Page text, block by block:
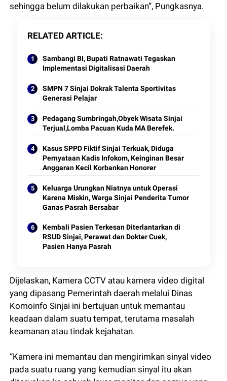
sehingga belum dilakukan perbaikan”, Pungkasnya.
RELATED ARTICLE
Sambangi BI, Bupati Ratnawati Tegaskan
Implementasi Digitalisasi Daerah
SMPN 7 Sinjai Dokrak Talenta Sportivitas
Generasi Pelajar
Pedagang Sumbringah,Obyek Wisata Sinjai
Terjual,Lomba Pacuan Kuda MA Berefek.
Kasus SPPD Fiktif Sinjai Terkuak, Diduga
Pernyataan Kadis Infokom, Keinginan Besar
Anggaran Kecil Korbankan Honorer
Keluarga Urungkan Niatnya untuk Operasi
Karena Miskin, Warga Sinjai Penderita Tumor
Ganas Pasrah Bersabar
Kembali Pasien Terkesan Diterlantarkan di
RSUD Sinjai, Perawat dan Dokter Cuek,
Pasien Hanya Pasrah
Dijelaskan, Kamera CCTV atau kamera video digital
yang dipasang Pemerintah daerah melalui Dinas
Komoinfo Sinjai ini bertujuan untuk memantau
keadaan dalam suatu tempat, terutama masalah
keamanan atau tindak kejahatan.
“Kamera ini memantau dan mengirimkan sinyal video
pada suatu ruang yang kemudian sinyal itu akan